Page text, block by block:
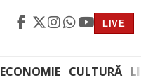
LIVE
ECONOMIE CULTURĂ